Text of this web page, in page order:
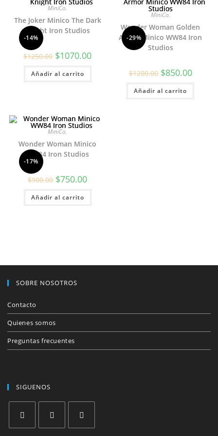
-14%
MiniCo.
The Joker Minico The Dark
Knight Iron Studios
$1250.00 El
precio
original
era:
$1250.00.
$1070.00El
actual
$1070.00.
Añadir al carrito
-29%
MiniCo.
Wonder Woman Golden
Armor Minico WW84 Iron
Studios
$1200.00 El
precio
original
era:
$1200.00.
$850.00El
precio
actual
Añadir al carrito
-17%
MiniCo.
Wonder Woman Minico
WW84 Iron Studios
$900.00 El
precio
original
era:
$900.00.
$750.00El
actual
$750.00.
Añadir al carrito
SOBRE NOSOTROS
Contacto
Quienes somos
Preguntas frecuentes
SIGUENOS